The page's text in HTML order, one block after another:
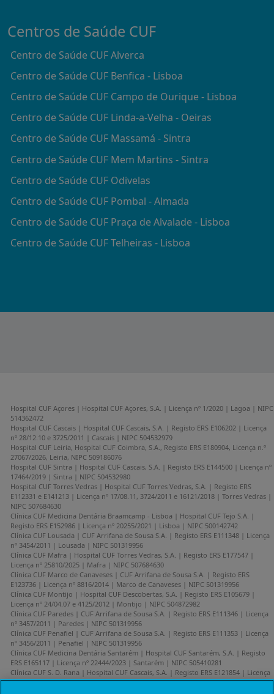
Centros de Saúde CUF
Centro de Saúde CUF Alverca
Centro de Saúde CUF Benfica - Lisboa
Centro de Saúde CUF Campo de Ourique - Lisboa
Centro de Saúde CUF Linda-a-Velha - Oeiras
Centro de Saúde CUF Massamá - Sintra
Centro de Saúde CUF Mem Martins - Sintra
Centro de Saúde CUF Odivelas
Centro de Saúde CUF Pombal - Almada
Centro de Saúde CUF Praça de Alvalade - Lisboa
Centro de Saúde CUF Telheiras - Lisboa
Hospital CUF Açores | Hospital CUF Açores, S.A. | Licença nº 1/2020 | Lagoa | NIPC
514362472
Hospital CUF Cascais | Hospital CUF Cascais, S.A. | Registo ERS E106202 | Licença
nº 28/12.10 e 3725/2011 | Cascais | NIPC 504532979
Hospital CUF Leiria, Hospital CUF Coimbra, S.A., Registo ERS E180904, Licença n.º
27067/2026, Leiria, NIPC 509186076
Hospital CUF Sintra | Hospital CUF Cascais, S.A. | Registo ERS E144500 | Licença nº
17464/2019 | Sintra | NIPC 504532980
Hospital CUF Torres Vedras | Hospital CUF Torres Vedras, S.A. | Registo ERS
E112331 e E141213 | Licença nº 17/08.11, 3724/2011 e 16121/2018 | Torres Vedras |
NIPC 507684630
Clínica CUF Medicina Dentária Braamcamp - Lisboa | Hospital CUF Tejo S.A. |
Registo ERS E152986 | Licença nº 20255/2021 | Lisboa | NIPC 500142742
Clínica CUF Lousada | CUF Arrifana de Sousa S.A. | Registo ERS E111348 | Licença
nº 3454/2011 | Lousada | NIPC 501319956
Clínica CUF Mafra | Hospital CUF Torres Vedras, S.A. | Registo ERS E177547 |
Licença nº 25810/2025 | Mafra | NIPC 507684630
Clínica CUF Marco de Canaveses | CUF Arrifana de Sousa S.A. | Registo ERS
E123736 | Licença nº 8816/2014 | Marco de Canaveses | NIPC 501319956
Clínica CUF Montijo | Hospital CUF Descobertas, S.A. | Registo ERS E105679 |
Licença nº 24/04.07 e 4125/2012 | Montijo | NIPC 504872982
Clínica CUF Paredes | CUF Arrifana de Sousa S.A. | Registo ERS E111346 | Licença
nº 3457/2011 | Paredes | NIPC 501319956
Clínica CUF Penafiel | CUF Arrifana de Sousa S.A. | Registo ERS E111353 | Licença
nº 3456/2011 | Penafiel | NIPC 501319956
Clínica CUF Medicina Dentária Santarém | Hospital CUF Santarém, S.A. | Registo
ERS E165117 | Licença nº 22444/2023 | Santarém | NIPC 505410281
Clínica CUF S. D. Rana | Hospital CUF Cascais, S.A. | Registo ERS E121854 | Licença
nº 8104/2014 | S. D. Rana | NIPC 504532980